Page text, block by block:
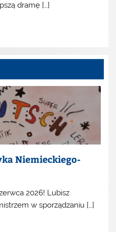
dramę […]
Niemieckiego-
2026! Lubisz
w sporządzaniu […]